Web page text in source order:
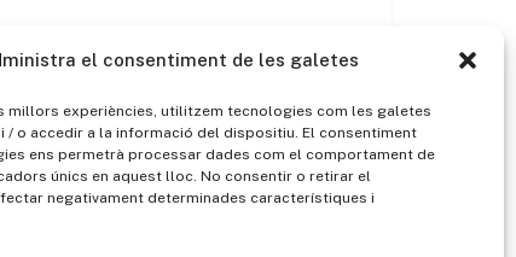
el consentiment de les galetes
millors experiències, utilitzem tecnologies com les galetes
/ o accedir a la informació del dispositiu. El consentiment
ens permetrà processar dades com el comportament de
únics en aquest lloc. No consentir o retirar el
negativament determinades característiques i